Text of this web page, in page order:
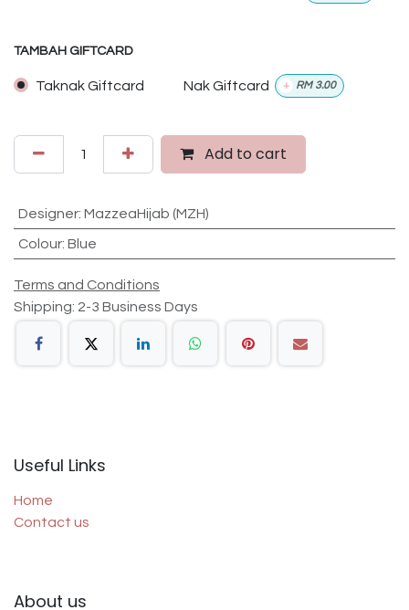
TAMBAH GIFTCARD
Taknak Giftcard Nak Giftcard + RM 3.00
Add to cart
Designer: MazzeaHijab (MZH)
Colour: Blue
Terms and Conditions
Shipping: 2-3 Business Days
Useful Links
Home
Contact us
About us